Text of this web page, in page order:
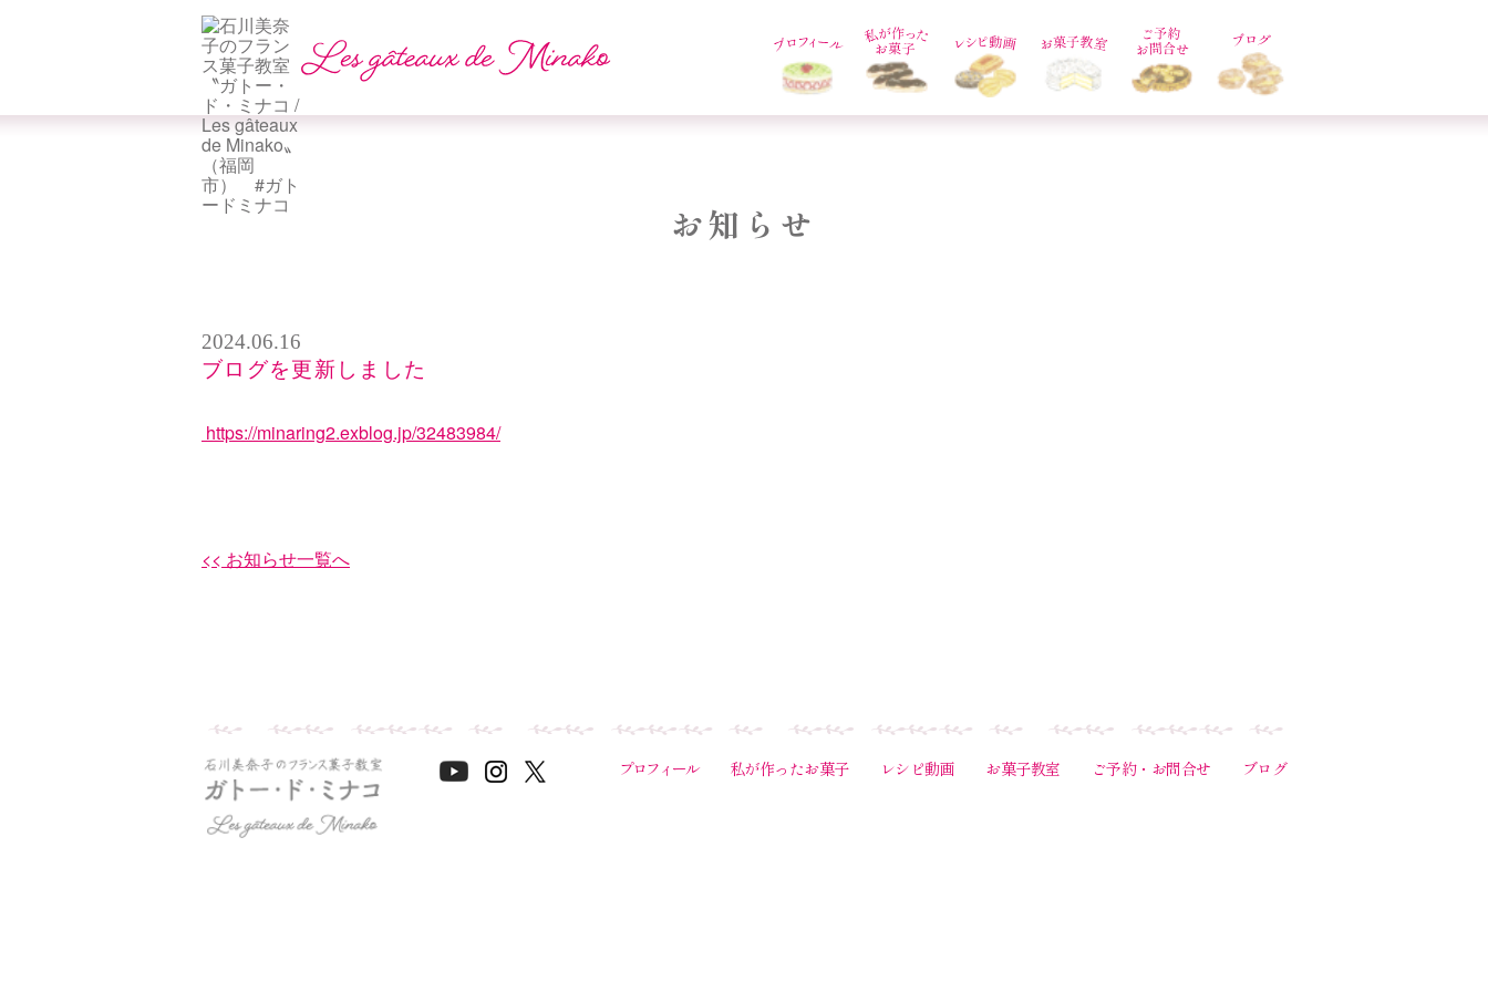
お知らせ
2024.06.16
ブログを更新しました
https://minaring2.exblog.jp/32483984/
<< お知らせ一覧へ
プロフィール 私が作ったお菓子 レシピ動画 お菓子教室 ご予約・お問合せ ブログ